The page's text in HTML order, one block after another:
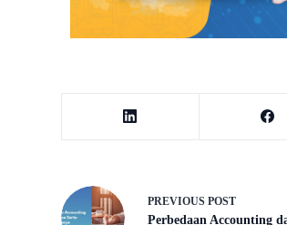
PREVIOUS POST
Perbedaan Accounting